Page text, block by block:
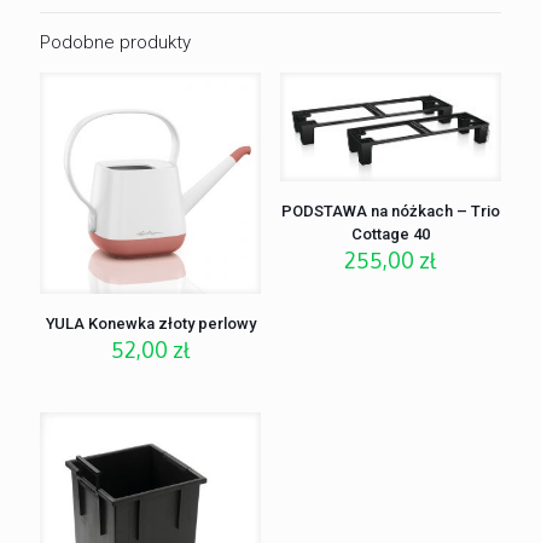
Podobne produkty
YULA Konewka złoty perlowy
52,00 zł
PODSTAWA na nóżkach – Trio
Cottage 40
255,00 zł